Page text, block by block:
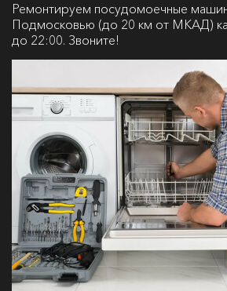
Ремонтируем посудомоечные
Подмосковью (до 20 км от МКАД)
до 22:00. Звоните!